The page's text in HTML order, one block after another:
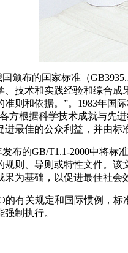
国颁布的国家标准（
、技术和实践经验和综合
准则和依据。”。1983年国
方根据科学技术成就与先
进最佳的公众利益，并由标
发布的GB/T1.1-2000中将标
规则、导则或特性文件。该
果为基础，以促进最佳社会
的有关规定和国际惯例，
强制执行。